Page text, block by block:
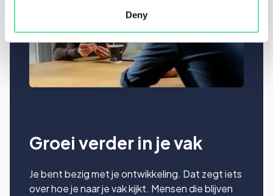
Deny
Groei verder in je vak
Je bent bezig met je ontwikkeling. Dat zegt iets
over hoe je naar je vak kijkt. Mensen die blijven